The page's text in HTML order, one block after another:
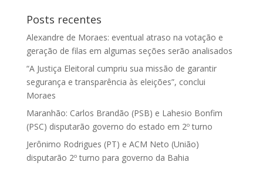
Posts recentes
Alexandre de Moraes: eventual atraso na votação e
geração de filas em algumas seções serão analisados
“A Justiça Eleitoral cumpriu sua missão de garantir
segurança e transparência às eleições”, conclui
Moraes
Maranhão: Carlos Brandão (PSB) e Lahesio Bonfim
(PSC) disputarão governo do estado em 2º turno
Jerônimo Rodrigues (PT) e ACM Neto (União)
disputarão 2º turno para governo da Bahia